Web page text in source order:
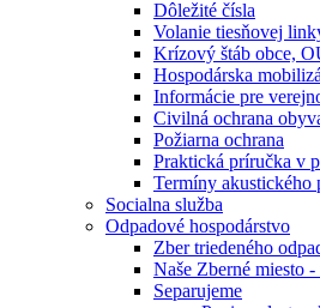
Dôležité čísla
Volanie tiesňovej
Krízový štáb obce,
Hospodárska
Informácie pre
Civilná ochrana
Požiarna ochrana
Praktická príručka v
Termíny akustického
Socialna služba
Odpadové hospodárstvo
Zber triedeného
Naše Zberné miesto
Separujeme